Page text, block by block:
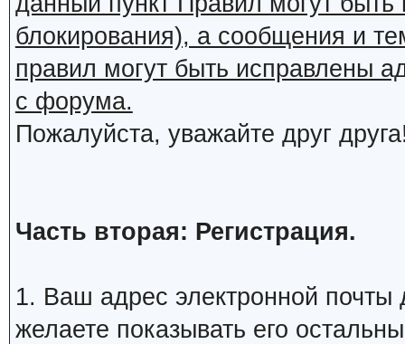
блокирования), а сообщения и
правил могут быть исправлены
с форума.
Пожалуйста, уважайте друг
Часть вторая: Регистрация.
1. Ваш адрес электронной
желаете показывать его